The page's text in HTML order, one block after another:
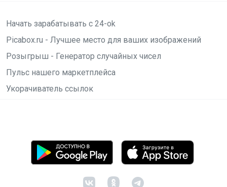
Начать зарабатывать с 24-ok
Picabox.ru - Лучшее место для ваших изображений
Розыгрыш - Генератор случайных чисел
Пульс нашего маркетплейса
Укорачиватель ссылок